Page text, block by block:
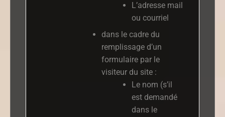
L’adresse mail
ou courriel
dans le cadre du
remplissage d’un
formulaire par le
visiteur du site :
Le nom (s’il
est demandé
dans le